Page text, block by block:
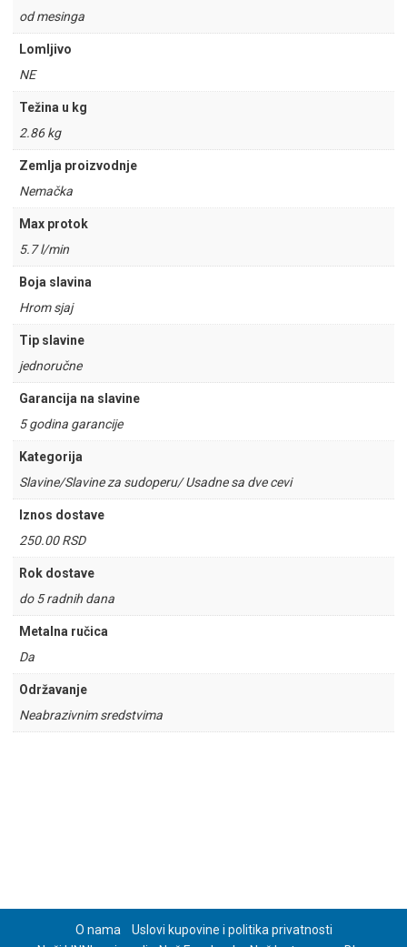
od mesinga
Lomljivo
NE
Težina u kg
2.86 kg
Zemlja proizvodnje
Nemačka
Max protok
5.7 l/min
Boja slavina
Hrom sjaj
Tip slavine
jednoručne
Garancija na slavine
5 godina garancije
Kategorija
Slavine/Slavine za sudoperu/ Usadne sa dve cevi
Iznos dostave
250.00 RSD
Rok dostave
do 5 radnih dana
Metalna ručica
Da
Održavanje
Neabrazivnim sredstvima
O nama
Uslovi kupovine i politika privatnosti